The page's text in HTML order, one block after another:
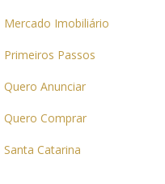
Mercado Imobiliário
Primeiros Passos
Quero Anunciar
Quero Comprar
Santa Catarina